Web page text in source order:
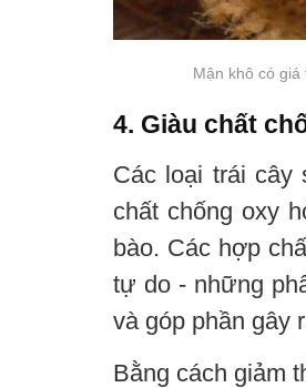
Mận khô có
4. Giàu chất
Các loại trái cây
chất chống oxy
bào. Các hợp
tự do - những
và góp phần gây
Bằng cách giảm